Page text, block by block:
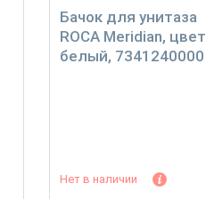
Бачок для унитаза
ROCA Meridian, цвет
белый, 7341240000
Нет в наличии